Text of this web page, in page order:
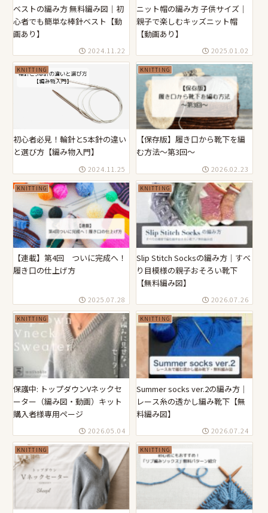
ベストの編み方 無料編み図｜初
心者でも簡単な棒針ベスト【動
画あり】
2024.11.22
ニット帽の編み方 子供サイズ｜
親子で楽しむキッズニット帽
【動画あり】
2025.01.02
KNITTING
初心者必見！輪針と5本針の違い
と選び方【編み物入門】
2024.11.25
KNITTING
【保存版】履き口から靴下を編
む方法〜第3回〜
2026.02.23
KNITTING
【連載】第4回 ついに完成へ！
履き口の仕上げ方
2025.07.28
KNITTING
Slip Stitch Socksの編み方｜すべ
り目模様の親子おそろい靴下
【無料編み図】
2026.07.26
KNITTING
保護中: トップダウンVネックセ
ーター（編み図・動画）キット
購入者様専用ページ
2026.05.04
KNITTING
Summer socks ver.2の編み方｜
レース糸の透かし編み靴下【無
料編み図】
2026.07.24
KNITTING KNITTING